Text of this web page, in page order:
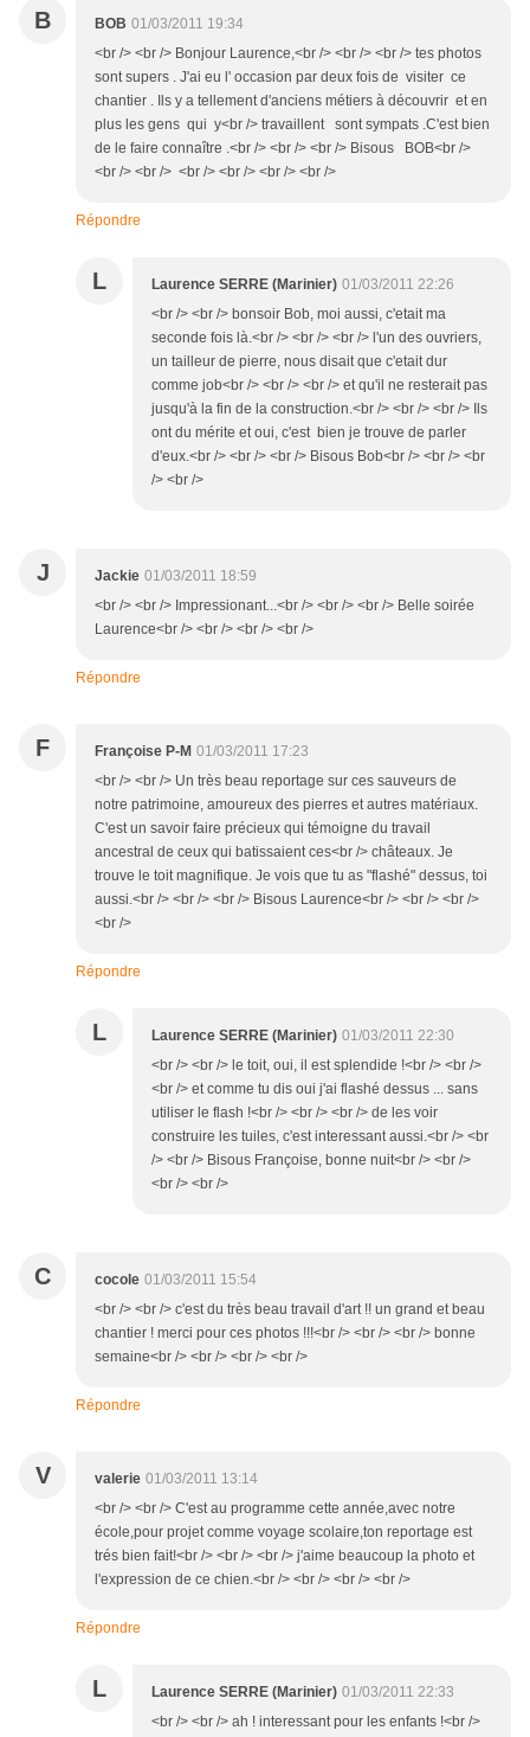
B BOB 01/03/2011 19:34
<br /> <br /> Bonjour Laurence,<br /> <br /> <br /> tes photos
sont supers . J'ai eu l' occasion par deux fois de visiter ce
chantier . Ils y a tellement d'anciens métiers à découvrir et en
plus les gens qui y<br /> travaillent sont sympats .C'est bien
de le faire connaître .<br /> <br /> <br /> Bisous BOB<br />
<br /> <br /> <br /> <br /> <br /> <br />
Répondre
L Laurence SERRE (Marinier) 01/03/2011 22:26
<br /> <br /> bonsoir Bob, moi aussi, c'etait ma
seconde fois là.<br /> <br /> <br /> l'un des ouvriers,
un tailleur de pierre, nous disait que c'etait dur
comme job<br /> <br /> <br /> et qu'il ne resterait pas
jusqu'à la fin de la construction.<br /> <br /> <br /> Ils
ont du mérite et oui, c'est bien je trouve de parler
d'eux.<br /> <br /> <br /> Bisous Bob<br /> <br /> <br
/> <br />
J Jackie 01/03/2011 18:59
<br /> <br /> Impressionant...<br /> <br /> <br /> Belle soirée
Laurence<br /> <br /> <br /> <br />
Répondre
F Françoise P-M 01/03/2011 17:23
<br /> <br /> Un très beau reportage sur ces sauveurs de
notre patrimoine, amoureux des pierres et autres matériaux.
C'est un savoir faire précieux qui témoigne du travail
ancestral de ceux qui batissaient ces<br /> châteaux. Je
trouve le toit magnifique. Je vois que tu as "flashé" dessus, toi
aussi.<br /> <br /> <br /> Bisous Laurence<br /> <br /> <br />
<br />
Répondre
L Laurence SERRE (Marinier) 01/03/2011 22:30
<br /> <br /> le toit, oui, il est splendide !<br /> <br />
<br /> et comme tu dis oui j'ai flashé dessus ... sans
utiliser le flash !<br /> <br /> <br /> de les voir
construire les tuiles, c'est interessant aussi.<br /> <br
/> <br /> Bisous Françoise, bonne nuit<br /> <br />
<br /> <br />
C cocole 01/03/2011 15:54
<br /> <br /> c'est du très beau travail d'art !! un grand et beau
chantier ! merci pour ces photos !!!<br /> <br /> <br /> bonne
semaine<br /> <br /> <br /> <br />
Répondre
V valerie 01/03/2011 13:14
<br /> <br /> C'est au programme cette année,avec notre
école,pour projet comme voyage scolaire,ton reportage est
trés bien fait!<br /> <br /> <br /> j'aime beaucoup la photo et
l'expression de ce chien.<br /> <br /> <br /> <br />
Répondre
L Laurence SERRE (Marinier) 01/03/2011 22:33
<br /> <br /> ah ! interessant pour les enfants !<br />